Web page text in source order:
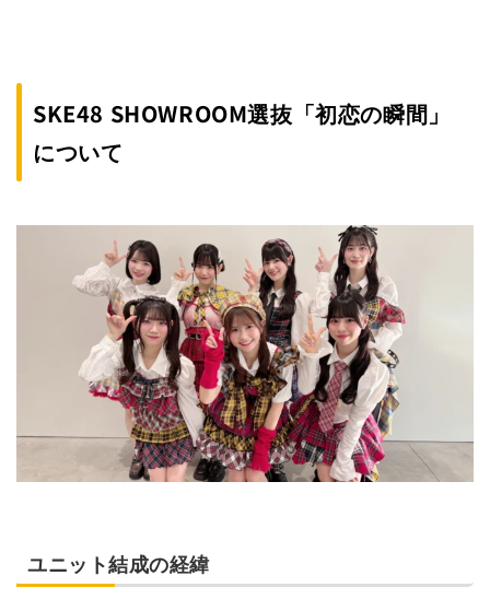
SKE48 SHOWROOM選抜「初恋の瞬間」
について
ユニット結成の経緯